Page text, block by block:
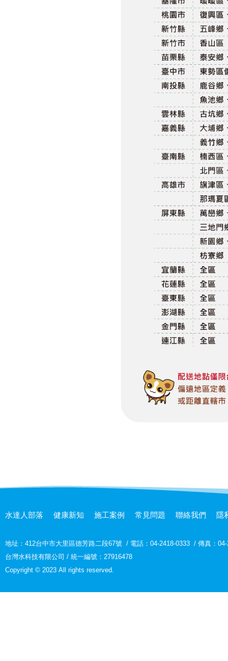
水達人部落 健康新知 施工案例 常見問題 聯絡我們 隱
地址： 412台中市大里區德芳路二段67號 / 電話：04-2418-0333 / 傳真：
台灣水科技有限公司 / 統一編號：27916478
Copyright © 2023 All rights reserved.